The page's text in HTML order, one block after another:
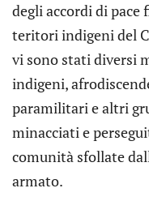
degli accordi di pace
teritori indigeni del
vi sono stati diversi
indigeni,
paramilitari e altri
minacciati e
comunità sfollate
armato.